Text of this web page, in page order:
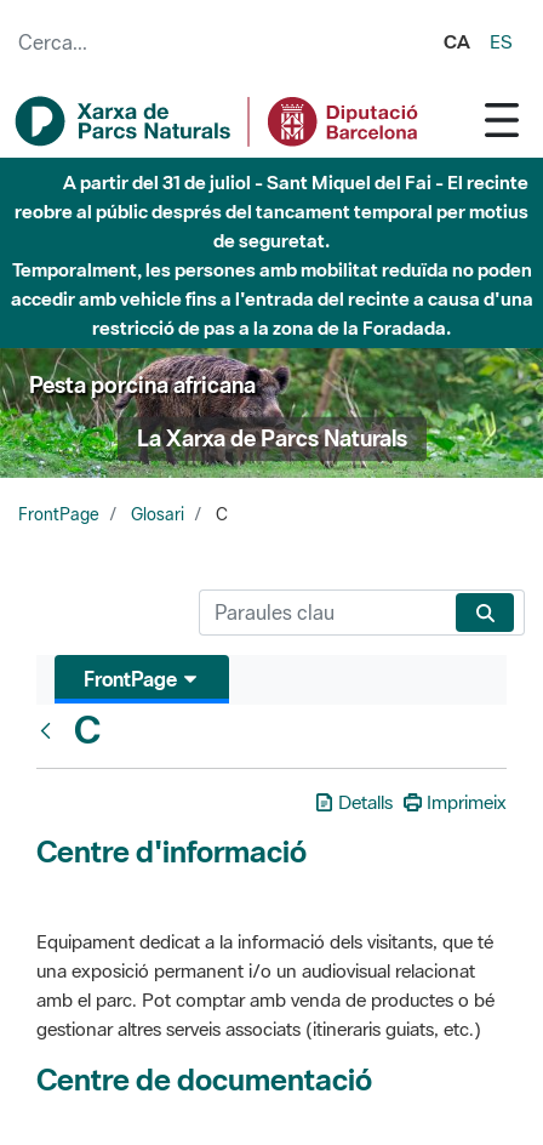
CA ES
A partir del 31 de juliol - Sant Miquel del Fai - El recinte
reobre al públic després del tancament temporal per motius
de seguretat.
Temporalment, les persones amb mobilitat reduïda no poden
accedir amb vehicle fins a l'entrada del recinte a causa d'una
restricció de pas a la zona de la Foradada.
Pesta porcina africana
La Xarxa de Parcs Naturals
FrontPage Glosari C
FrontPage
C
Detalls Imprimeix
Centre d'informació
Equipament dedicat a la informació dels visitants, que té
una exposició permanent i/o un audiovisual relacionat
amb el parc. Pot comptar amb venda de productes o bé
gestionar altres serveis associats (itineraris guiats, etc.)
Centre de documentació